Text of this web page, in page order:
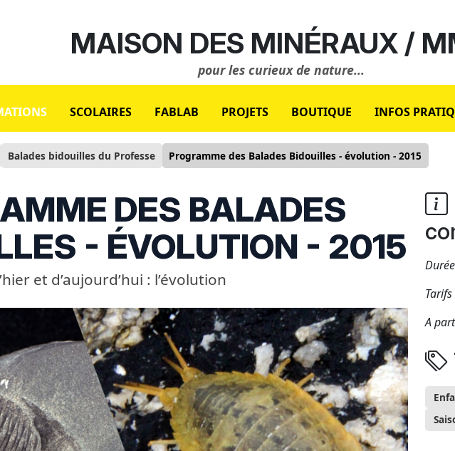
MAISON DES MINÉRAUX /
pour les curieux de nature...
SCOLAIRES FABLAB PROJETS BOUTIQUE INFOS
Balades bidouilles du Professe Programme des Balades Bidouilles - évolution - 2015
DES BALADES
- ÉVOLUTION - 2015
et d’aujourd’hui : l’évolution
A